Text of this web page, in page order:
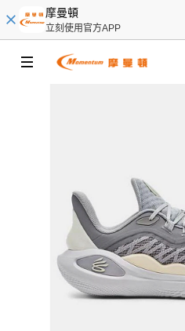
摩曼頓
立刻使用官方APP